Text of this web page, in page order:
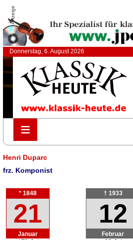
Anzeige
Donnerstag, 6. August 2026
≡
≡
Henri Duparc
frz. Komponist
* 1848
21
Januar
† 1933
12
Februar